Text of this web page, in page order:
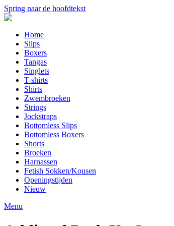
Spring naar de hoofdtekst
Home
Slips
Boxers
Tangas
Singlets
T-shirts
Shirts
Zwembroeken
Strings
Jockstraps
Bottomless Slips
Bottomless Boxers
Shorts
Broeken
Harnassen
Fetish Sokken/Kousen
Openingstijden
Nieuw
Menu